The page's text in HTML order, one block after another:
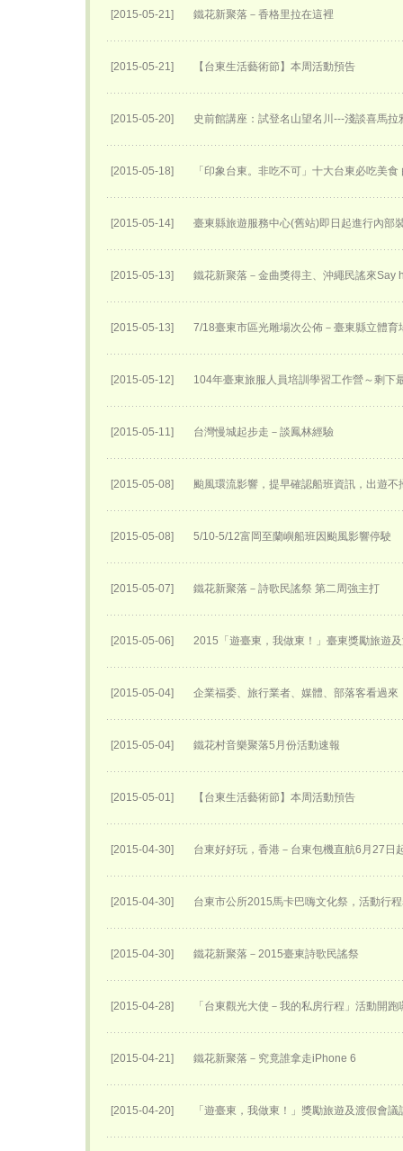
[2015-05-21] 鐵花新聚落－香格里拉在這裡
[2015-05-21] 【台東生活藝術節】本周活動預告
[2015-05-20] 史前館講座：試登名山望名川---淺談喜馬拉
[2015-05-18] 「印象台東。非吃不可」十大台東必吃美食
[2015-05-14] 臺東縣旅遊服務中心(舊站)即日起進行內部
[2015-05-13] 鐵花新聚落－金曲獎得主、沖繩民謠來Say
[2015-05-13] 7/18臺東市區光雕場次公佈－臺東縣立體育
[2015-05-12] 104年臺東旅服人員培訓學習工作營～剩下
[2015-05-11] 台灣慢城起步走－談鳳林經驗
[2015-05-08] 颱風環流影響，提早確認船班資訊，出遊不
[2015-05-08] 5/10-5/12富岡至蘭嶼船班因颱風影響停駛
[2015-05-07] 鐵花新聚落－詩歌民謠祭 第二周強主打
[2015-05-06] 2015「遊臺東，我做東！」臺東獎勵旅遊
[2015-05-04] 企業福委、旅行業者、媒體、部落客看過
[2015-05-04] 鐵花村音樂聚落5月份活動速報
[2015-05-01] 【台東生活藝術節】本周活動預告
[2015-04-30] 台東好好玩，香港－台東包機直航6月27日​
[2015-04-30] 台東市公所2015馬卡巴嗨文化祭，活動行
[2015-04-30] 鐵花新聚落－2015臺東詩歌民謠祭
[2015-04-28] 「台東觀光大使－我的私房行程」活動開跑
[2015-04-21] 鐵花新聚落－究竟誰拿走iPhone 6
[2015-04-20] 「遊臺東，我做東！」獎勵旅遊及渡假會議